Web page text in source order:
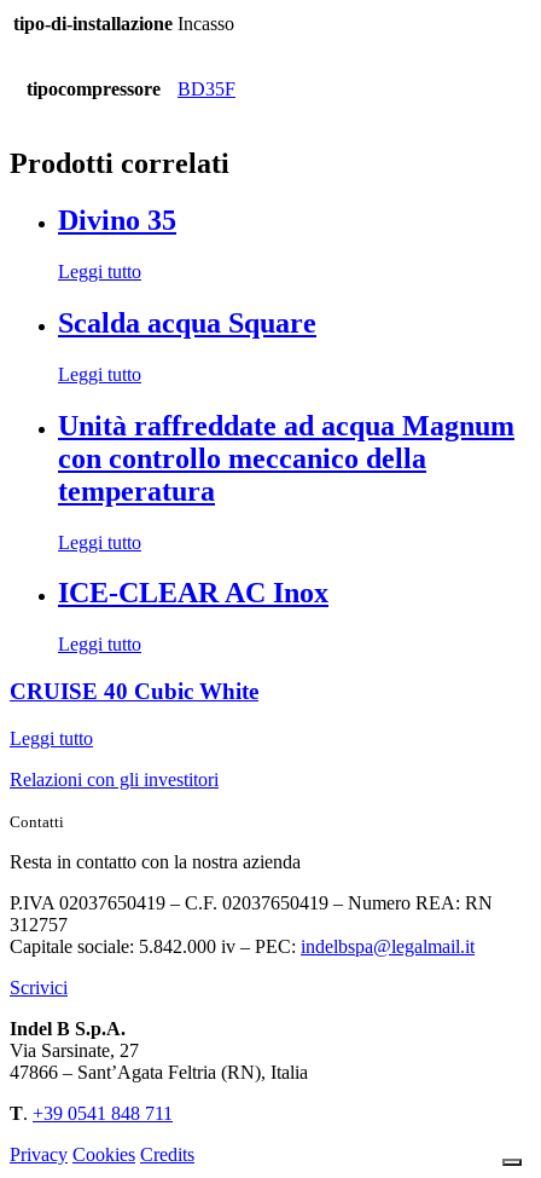
tipo-di-installazione Incasso
tipocompressore BD35F
Prodotti correlati
Divino 35
Leggi tutto
Scalda acqua Square
Leggi tutto
Unità raffreddate ad acqua Magnum
con controllo meccanico della
temperatura
Leggi tutto
ICE-CLEAR AC Inox
Leggi tutto
CRUISE 40 Cubic White
Leggi tutto
Relazioni con gli investitori
Contatti
Resta in contatto con la nostra azienda
P.IVA 02037650419 – C.F. 02037650419 – Numero REA: RN
312757
Capitale sociale: 5.842.000 iv – PEC: indelbspa@legalmail.it
Scrivici
Indel B S.p.A.
Via Sarsinate, 27
47866 – Sant’Agata Feltria (RN), Italia
T. +39 0541 848 711
Privacy Cookies Credits